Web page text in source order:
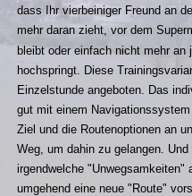
dass Ihr vierbeiniger Freund an
mehr daran zieht, vor dem
bleibt oder einfach nicht mehr an
hochspringt. Diese
Einzelstunde angeboten. Das
gut mit einem
Ziel und die Routenoptionen an
Weg, um dahin zu gelangen.
irgendwelche "Unwegsamkeiten"
umgehend eine neue "Route"